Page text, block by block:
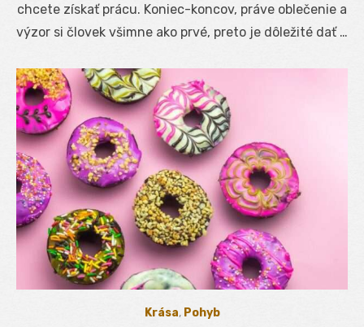
chcete získať prácu. Koniec-koncov, práve oblečenie a
výzor si človek všimne ako prvé, preto je dôležité dať …
Krása, Pohyb